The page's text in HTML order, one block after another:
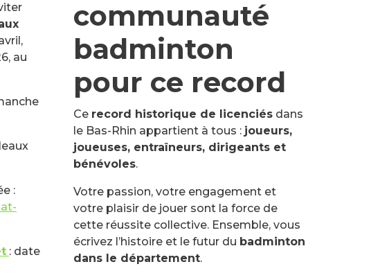
communauté
badminton
pour ce record
Ce record historique de licenciés dans
le Bas-Rhin appartient à tous : joueurs,
joueuses, entraîneurs, dirigeants et
bénévoles.
Votre passion, votre engagement et
votre plaisir de jouer sont la force de
cette réussite collective. Ensemble, vous
écrivez l’histoire et le futur du badminton
dans le département.
au
:
: date